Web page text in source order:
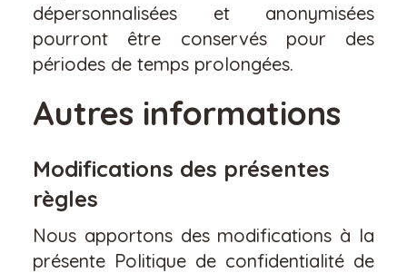
dépersonnalisées et anonymisées
pourront être conservés pour des
périodes de temps prolongées.
Autres informations
Modifications des présentes
règles
Nous apportons des modifications à la
présente Politique de confidentialité de